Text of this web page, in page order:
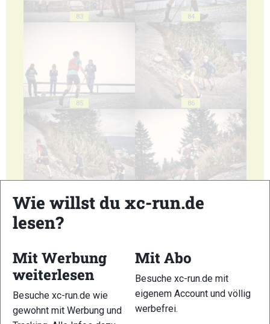
83 84
85 86
89 90
Wie willst du xc-run.de
lesen?
Mit Werbung
weiterlesen
Besuche xc-run.de wie
gewohnt mit Werbung und
Mit Abo
Besuche xc-run.de mit
eigenem Account und völlig
werbefrei.